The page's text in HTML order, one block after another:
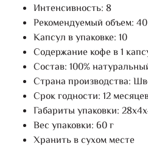
Интенсивность: 8
Рекомендуемый объем:
Капсул в упаковке: 10
Содержание кофе в 1
Состав: 100%
Страна производства:
Срок годности: 12
Габариты упаковки:
Вес упаковки: 60 г
Хранить в сухом месте